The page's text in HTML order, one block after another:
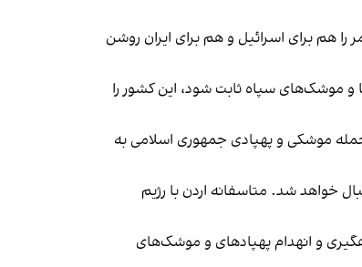
را هم برای اسرائیل و هم برای ایران روشن
و موشک‌های سپاه ثابت شود، این کشور را
موشکی و پهپادی جمهوری اسلامی به
خواهد شد. متاسفانه اردن با رژیم
و انهدام پهپادهای و موشک‌های